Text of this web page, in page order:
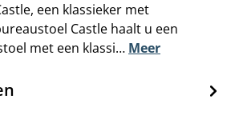
een klassieker met
Castle haalt u een
met een klassi… Meer